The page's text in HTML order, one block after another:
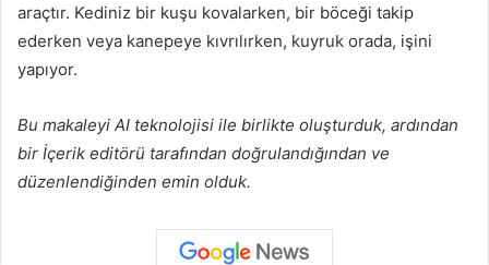
araçtır. Kediniz bir kuşu kovalarken, bir böceği takip
ederken veya kanepeye kıvrılırken, kuyruk orada, işini
yapıyor.
Bu makaleyi AI teknolojisi ile birlikte oluşturduk, ardından
bir İçerik editörü tarafından doğrulandığından ve
düzenlendiğinden emin olduk.